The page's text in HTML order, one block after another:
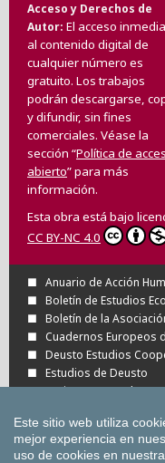
Acceso y Derechos de
Autor El acceso
al contenido digital de
cualquier número es
gratuito. Los trabajos
podrán descargarse,
y difundir, sin fines
comerciales. Véase la
sección “Política de
abierto” para más
información.
Esta obra está bajo
CC BY-NC 4.0
Anuario de Acción
Boletín de Estudios
Boletín de la
Cuadernos Europeos
Deusto Estudios
Estudios de Deusto
Revista Deusto de
Todas las
OJS
Este sitio web utiliza
mejor experiencia en
uso de cookies en nuestra